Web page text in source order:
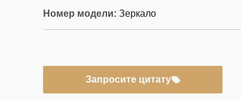
Номер модели: Зеркало
Запросите цитату